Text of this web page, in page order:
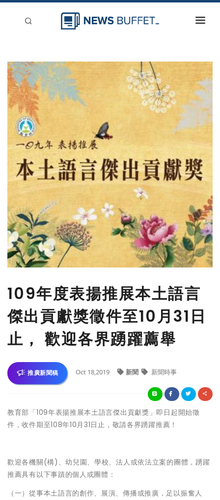
新聞稿分類
登入
刊登
109年度表揚推展本土語言
傑出貢獻獎徵件至10月31日
止， 歡迎各界踴躍薦舉
推廣新聞稿 Oct 18,2019 新聞 新聞時事
教育部「109年表揚推展本土語言傑出貢獻獎」即日起開始徵
件，收件期至108年10月31日止，敬請各界踴躍推薦！
歡迎各機關(構)、幼兒園、學校、法人或依法立案的團體，踴躍
推薦具有以下事蹟的個人或團體：
（一）從事本土語言的創作、展演、傳播或推廣，足以振奮人